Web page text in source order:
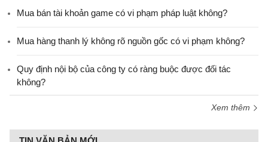
Mua bán tài khoản game có vi phạm pháp luật không?
Mua hàng thanh lý không rõ nguồn gốc có vi phạm không?
Quy định nội bộ của công ty có ràng buộc được đối tác
không?
Xem thêm